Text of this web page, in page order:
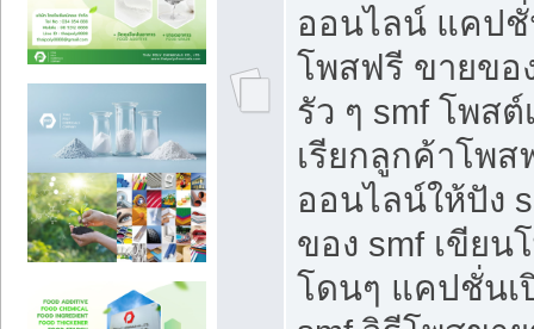
ออนไลน์ แคป
โพสฟรี ขายขอ
รัว ๆ smf โพส
เรียกลูกค้าโพส
ออนไลน์ให้ปัง
ของ smf เขียน
โดนๆ แคปชั่นเ